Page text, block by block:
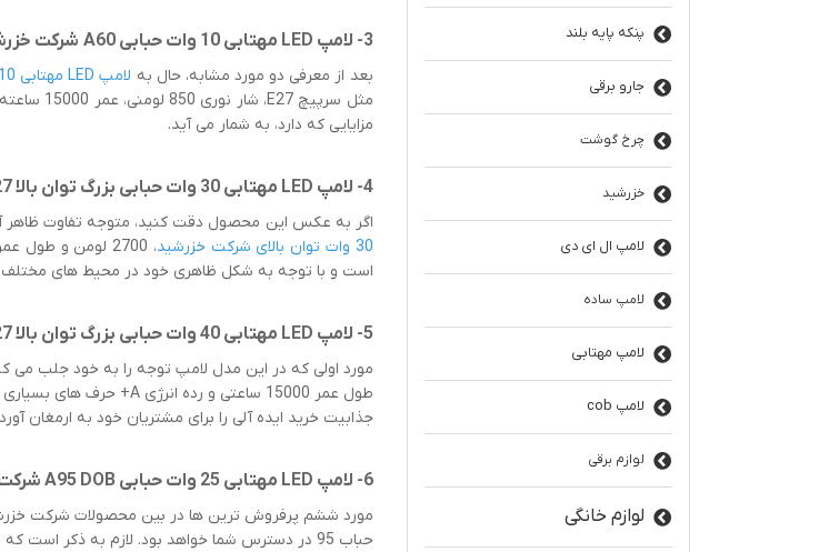
پنکه پایه بلند
جارو برقی
چرخ گوشت
خزرشید
لامپ ال ای دی
لامپ ساده
لامپ مهتابی
لامپ cob
لوازم برقی
لوازم خانگی
3- لامپ LED مهتابی 10 وات حبابی A60 شرکت خزرشید
بعد از معرفی دو مورد مشابه، حال به لامپ LED مهتابی 10 وات حبابی A60
مزایایی که دارد، به شمار می آید.
4- لامپ LED مهتابی 30 وات حبابی بزرگ توان بالا E27 شرکت خزرشید
اگر به عکس این محصول دقت کنید، متوجه تفاوت ظاهر
30 وات توان بالای شرکت خزرشید
است و با توجه به شکل ظاهری خود در محیط های مختلف
5- لامپ LED مهتابی 40 وات حبابی بزرگ توان بالا E27 شرکت خزرشید
مورد اولی که در این مدل لامپ توجه را به خود جلب
جذابیت خرید ایده آلی را برای مشتریان خود به ارمغان
6- لامپ LED مهتابی 25 وات حبابی A95 DOB شرکت خزرشید
حباب 95 در دسترس شما خواهد بود. لازم به ذکر است که این لامپ را به راحتی به کمک برق شهری با ولتاژ 230 ولت می توانید استفاده کنید.